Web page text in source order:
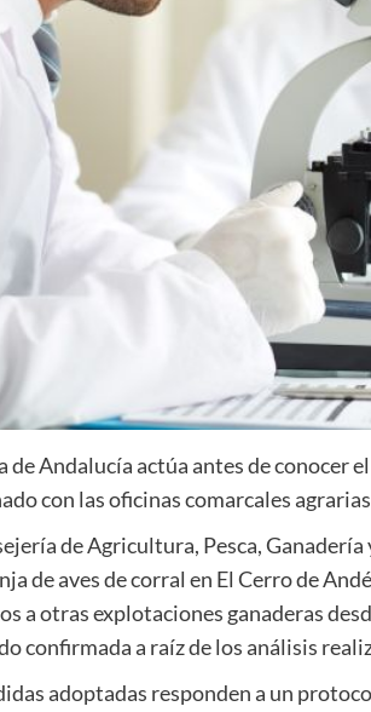
de Andalucía actúa antes de conocer
con las oficinas comarcales
de Agricultura, Pesca,
de aves de corral en El Cerro de
a otras explotaciones ganaderas
confirmada a raíz de los análisis
adoptadas responden a un